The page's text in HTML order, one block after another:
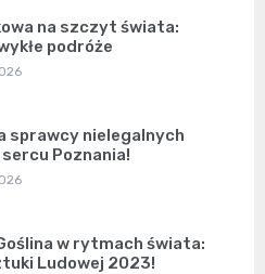
na szczyt świata:
podróże
sprawcy nielegalnych
Poznania!
w rytmach świata:
Ludowej 2023!